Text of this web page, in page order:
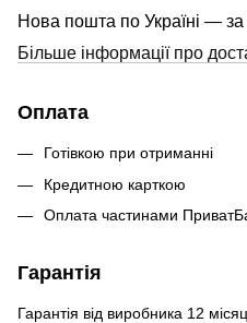
Нова пошта по Україні —
Більше інформації про
Оплата
Готівкою при отриманні
Кредитною карткою
Оплата частинами
Гарантія
Гарантія від виробника 12